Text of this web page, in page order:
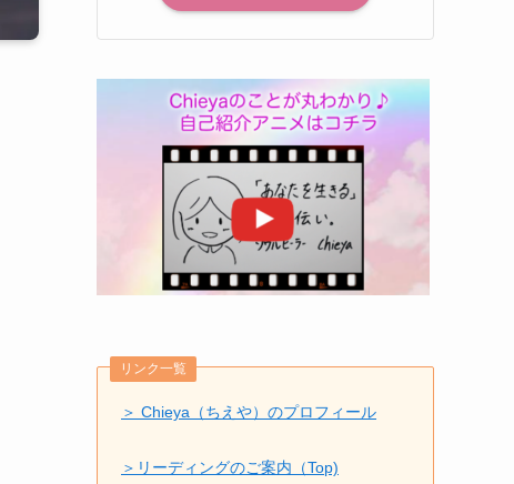
リンク一覧
＞ Chieya（ちえや）のプロフィール
＞リーディングのご案内（Top)